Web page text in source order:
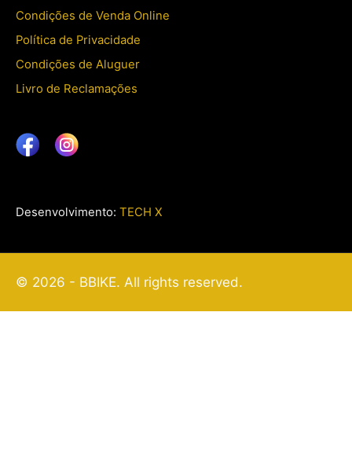
Condições de Venda Online
Política de Privacidade
Condições de Aluguer
Livro de Reclamações
Desenvolvimento: TECH X
© 2026 - BBIKE. All rights reserved.